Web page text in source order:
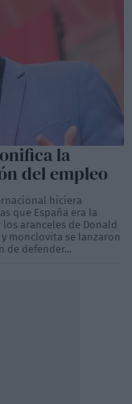
la
del empleo
hiciera
que España era la
aranceles de Donald
monclovita se lanzaron
de defender...